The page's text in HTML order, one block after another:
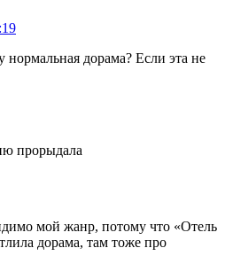
нормальная дорама? Если эта не
прорыдала
мой жанр, потому что «Отель
дорама, там тоже про